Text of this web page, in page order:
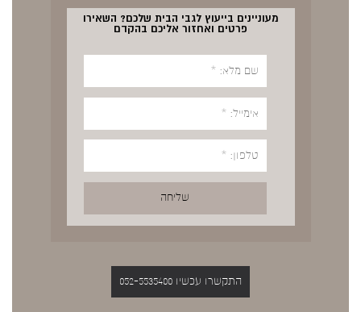
מעוניינים בייעוץ לגבי הבית שלכם? השאירו
פרטים ואחזור אליכם בהקדם
התקשרו עכשיו 052-5535400